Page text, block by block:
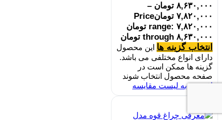
۸,۶۳۰,۰۰۰ تومان –
۷,۸۲۰,۰۰۰ تومانPrice
range: ۷,۸۲۰,۰۰۰ تومان
through ۸,۶۳۰,۰۰۰ تومان
انتخاب گزینه ها این محصول
دارای انواع مختلفی می باشد.
گزینه ها ممکن است در
صفحه محصول انتخاب شوند
افزودن به لیست مقایسه